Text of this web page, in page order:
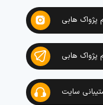
پژواک هابی
پژواک هابی
سایت